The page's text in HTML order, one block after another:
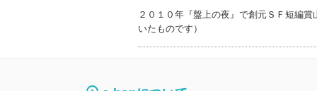
２０１０年『盤上の夜』で創元ＳＦ短編
いたものです）